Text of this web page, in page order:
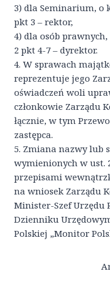
3) dla Seminarium, o
pkt 3 – rektor,
4) dla osób
2 pkt 4-7 – dyrektor.
4. W sprawach
reprezentuje jego
oświadczeń woli
członkowie Zarządu
łącznie, w tym
zastępca.
5. Zmiana nazwy lub
wymienionych w ust.
przepisami
na wniosek Zarządu
Minister-Szef Urzędu
Dzienniku
Polskiej „Monitor